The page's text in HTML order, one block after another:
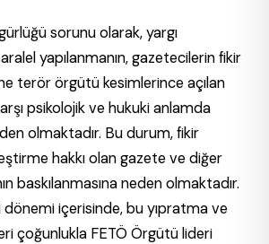
sorunu olarak, yargı
yapılanmanın, gazetecilerin fikir
terör örgütü kesimlerince açılan
psikolojik ve hukuki anlamda
olmaktadır. Bu durum, fikir
hakkı olan gazete ve diğer
baskılanmasına neden olmaktadır.
içerisinde, bu yıpratma ve
çoğunlukla FETÖ Örgütü lideri